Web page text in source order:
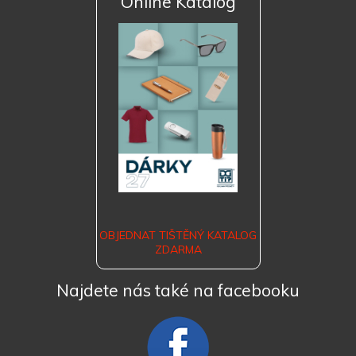
OBJEDNAT TIŠTĚNÝ KATALOG
ZDARMA
Najdete nás také na facebooku